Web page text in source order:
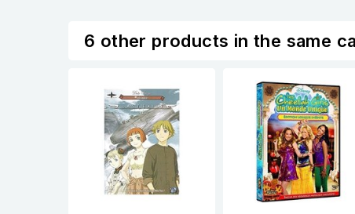
6 other products in the same